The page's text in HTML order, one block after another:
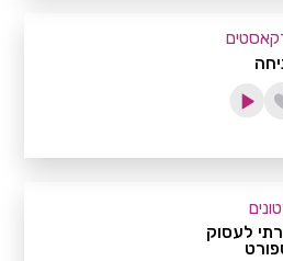
לעסוק